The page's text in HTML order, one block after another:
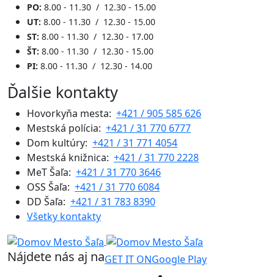
PO: 8.00 - 11.30 / 12.30 - 15.00
UT: 8.00 - 11.30 / 12.30 - 15.00
ST: 8.00 - 11.30 / 12.30 - 17.00
ŠT: 8.00 - 11.30 / 12.30 - 15.00
PI: 8.00 - 11.30 / 12.30 - 14.00
Ďalšie kontakty
Hovorkyňa mesta: +421 / 905 585 626
Mestská polícia: +421 / 31 770 6777
Dom kultúry: +421 / 31 771 4054
Mestská knižnica: +421 / 31 770 2228
MeT Šaľa: +421 / 31 770 3646
OSS Šaľa: +421 / 31 770 6084
DD Šaľa: +421 / 31 783 8390
Všetky kontakty
Nájdete nás aj naGET IT ONGoogle Play